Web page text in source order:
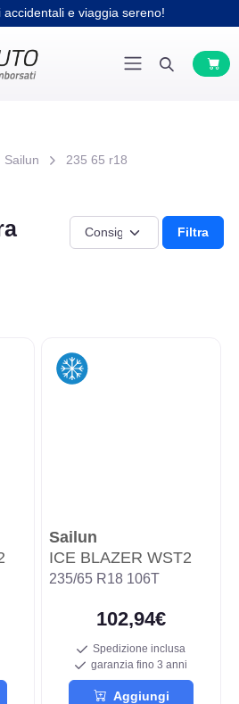
e viaggia sereno!
Sailun 235 65 r18
Filtra
Sailun
ICE BLAZER WST2
235/65 R18 106T
102,94€
Spedizione inclusa
garanzia fino 3 anni
Aggiungi